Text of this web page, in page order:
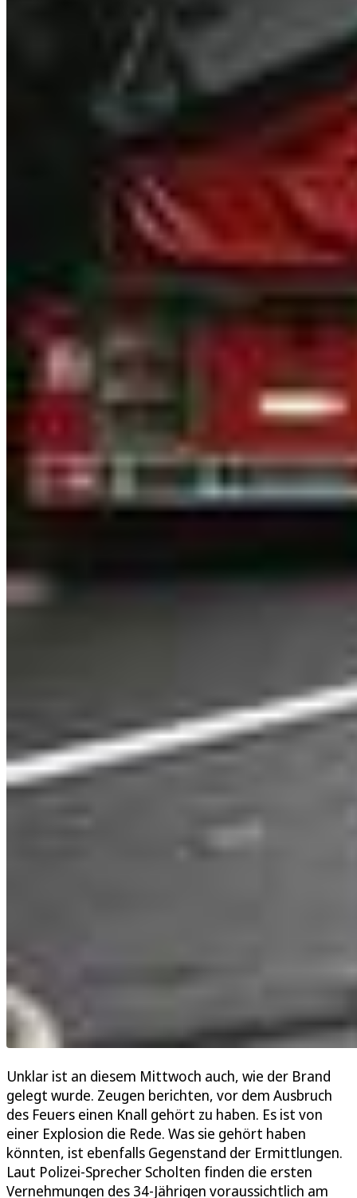
Unklar ist an diesem Mittwoch auch, wie der Brand
gelegt wurde. Zeugen berichten, vor dem Ausbruch
des Feuers einen Knall gehört zu haben. Es ist von
einer Explosion die Rede. Was sie gehört haben
könnten, ist ebenfalls Gegenstand der Ermittlungen.
Laut Polizei-Sprecher Scholten finden die ersten
Vernehmungen des 34-Jährigen voraussichtlich am